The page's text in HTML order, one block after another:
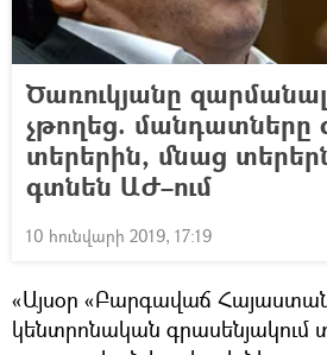
Ծառուկյանը
չթողեց. մանդատները
տերերին, մնաց
գտնեն ԱԺ–ում
10 հունվարի 2019, 17:19
«Այսօր «Բարգավաճ
կենտրոնական գրասենյակում